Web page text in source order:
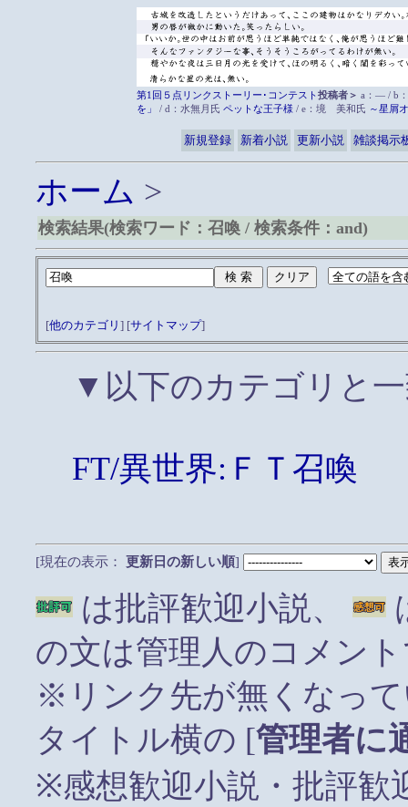
第1回５点リンクストーリー･コンテスト投稿者＞ a：― / b
を」
/ d：水無月氏 ペットな王子様 / e：境 美和氏 ～星屑
新規登録 新着小説 更新小説 雑談掲示
ホーム >
検索結果(検索ワード：召喚 / 検索条件：and)
[他のカテゴリ] [サイトマップ]
▼以下のカテゴリと
FT/異世界:ＦＴ召喚
[現在の表示： 更新日の新しい順]
は批評歓迎小説、
の文は管理人のコメン
※リンク先が無くなっ
タイトル横の [管理者に
※感想歓迎小説・批評歓